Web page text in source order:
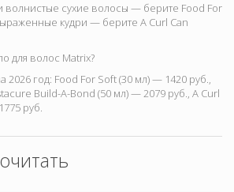
волнистые сухие волосы — берите Food For
кудри — берите A Curl Can
для волос Matrix?
год: Food For Soft (30 мл) — 1420 руб.,
Build-A-Bond (50 мл) — 2079 руб., A Curl
руб.